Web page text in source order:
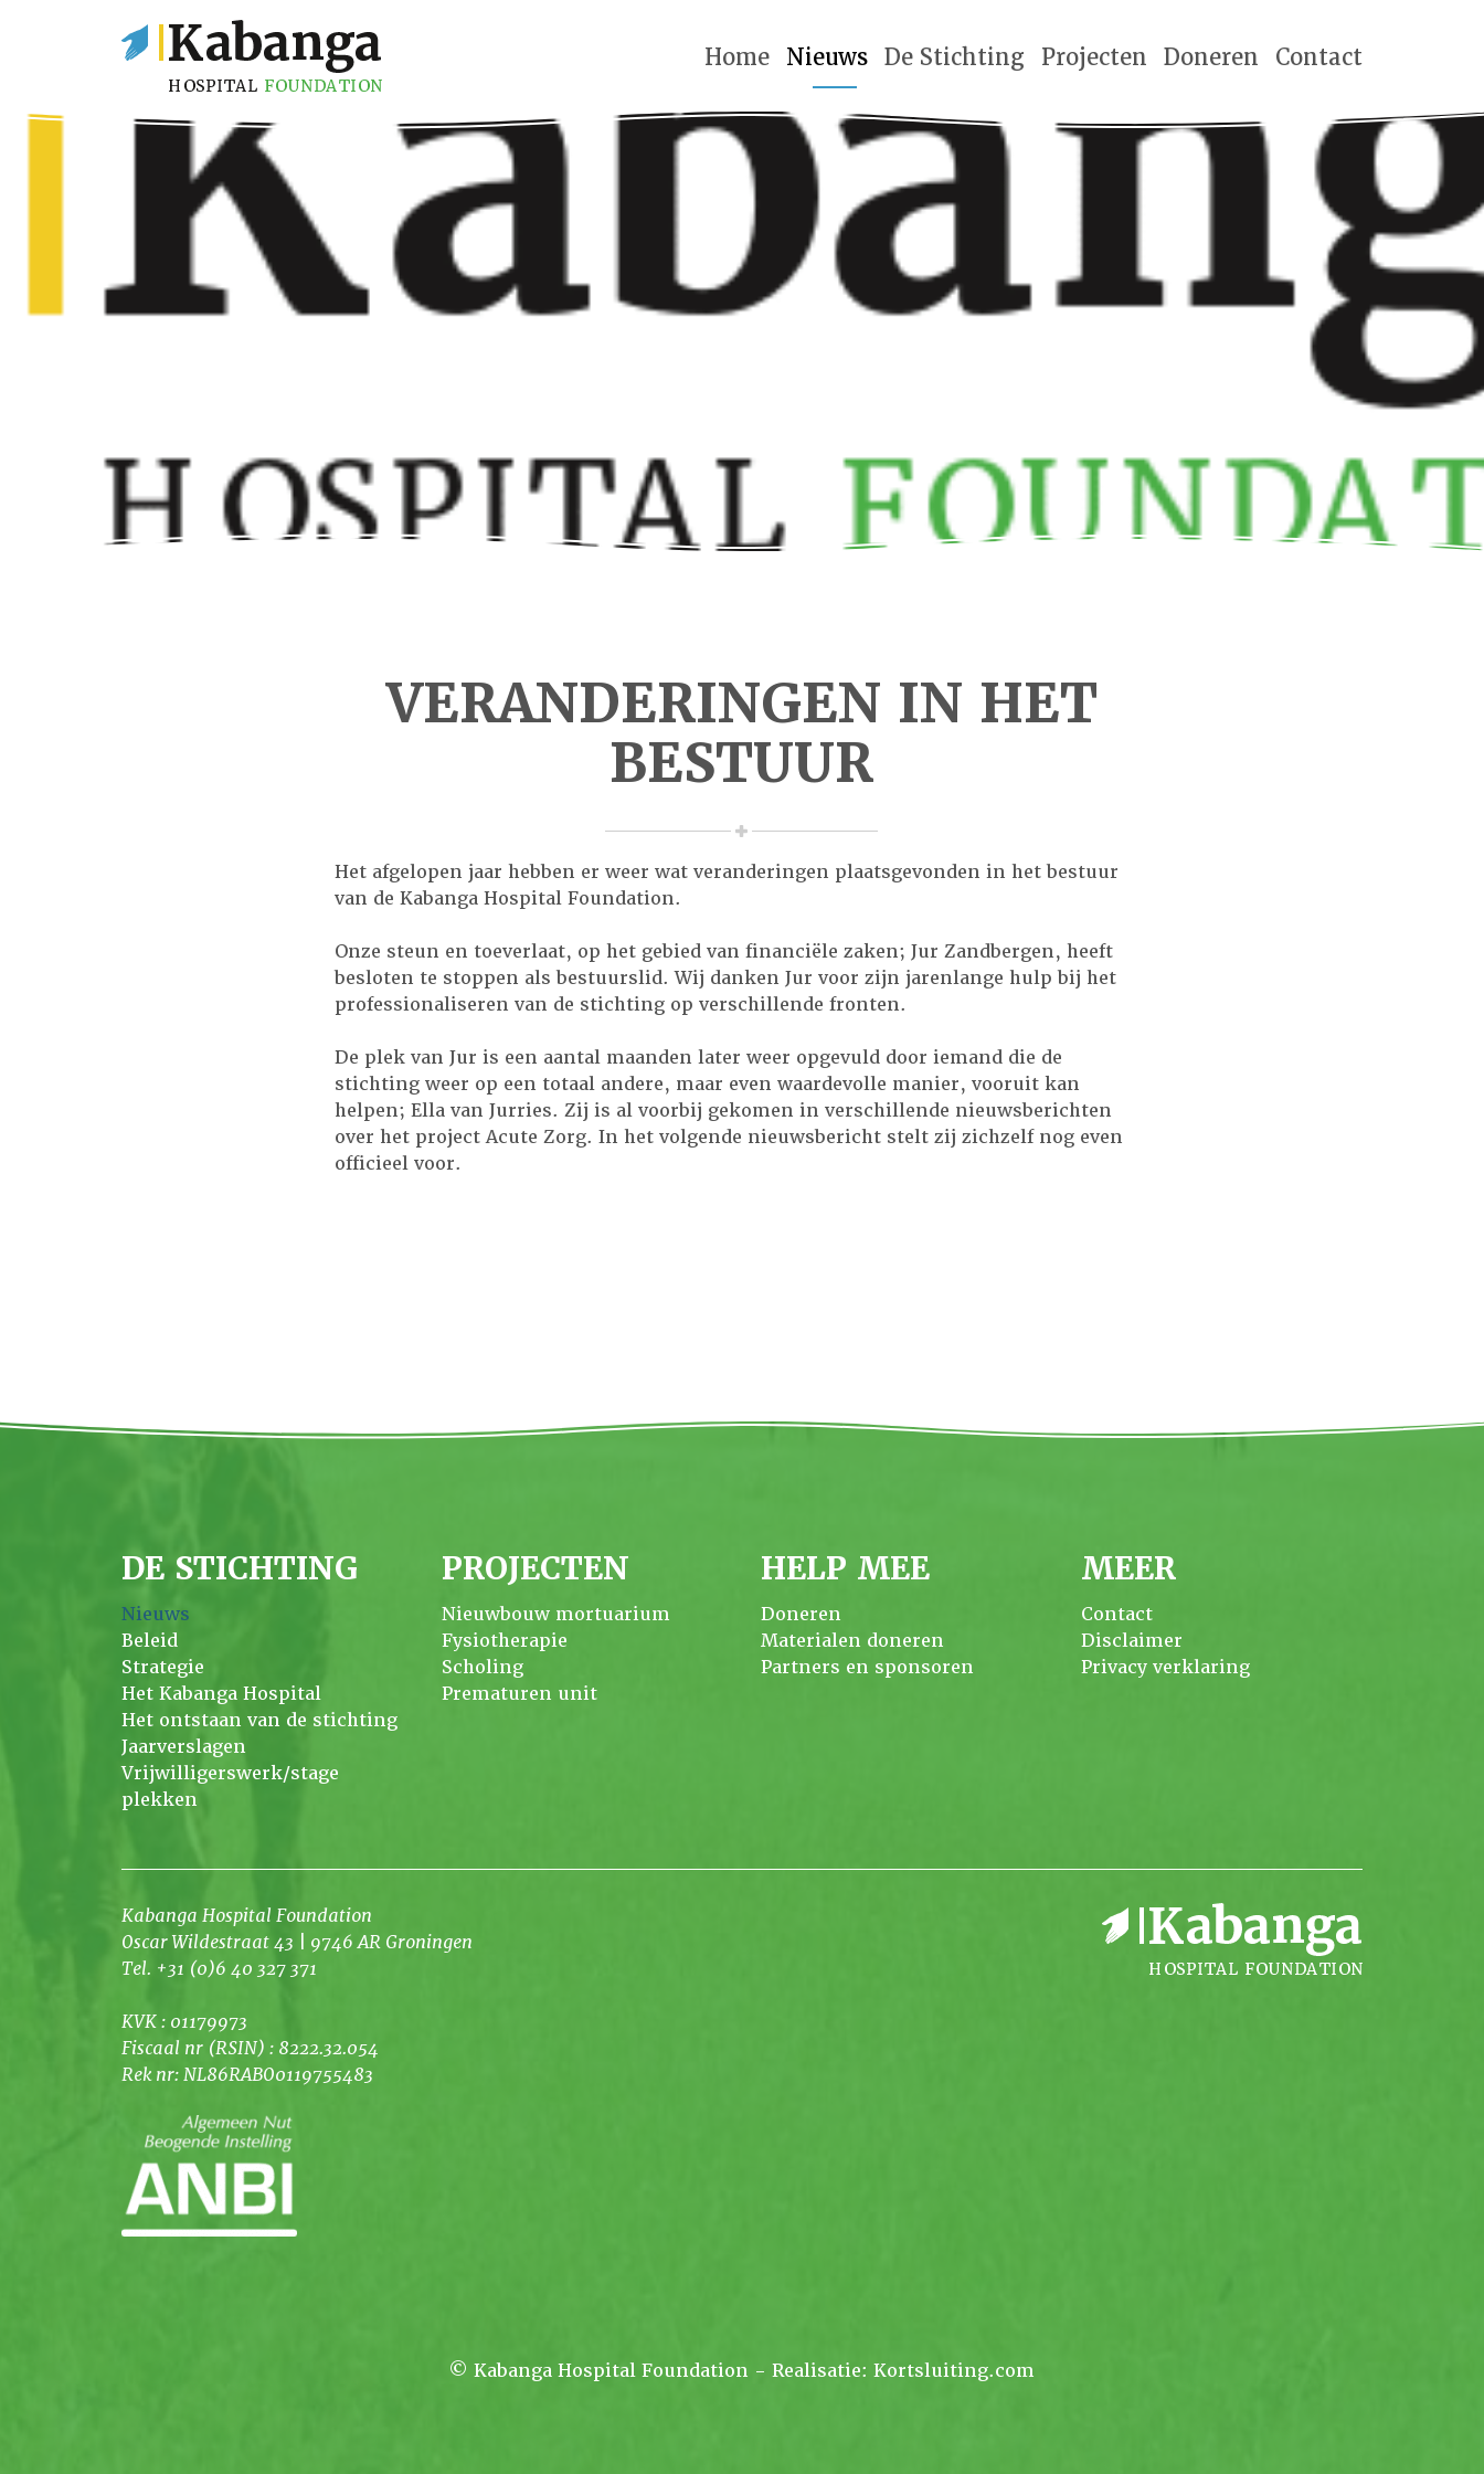
Home Nieuws De Stichting Projecten Doneren Contact
VERANDERINGEN IN HET
BESTUUR
Het afgelopen jaar hebben er weer wat veranderingen plaatsgevonden in het bestuur
van de Kabanga Hospital Foundation.
Onze steun en toeverlaat, op het gebied van financiële zaken; Jur Zandbergen, heeft
besloten te stoppen als bestuurslid. Wij danken Jur voor zijn jarenlange hulp bij het
professionaliseren van de stichting op verschillende fronten.
De plek van Jur is een aantal maanden later weer opgevuld door iemand die de
stichting weer op een totaal andere, maar even waardevolle manier, vooruit kan
helpen; Ella van Jurries. Zij is al voorbij gekomen in verschillende nieuwsberichten
over het project Acute Zorg. In het volgende nieuwsbericht stelt zij zichzelf nog even
officieel voor.
DE STICHTING
Nieuws
Beleid
Strategie
Het Kabanga Hospital
Het ontstaan van de stichting
Jaarverslagen
Vrijwilligerswerk/stage
plekken
PROJECTEN
Nieuwbouw mortuarium
Fysiotherapie
Scholing
Prematuren unit
HELP MEE
Doneren
Materialen doneren
Partners en sponsoren
MEER
Contact
Disclaimer
Privacy verklaring
Kabanga Hospital Foundation
Oscar Wildestraat 43 | 9746 AR Groningen
Tel. +31 (0)6 40 327 371
KVK : 01179973
Fiscaal nr (RSIN) : 8222.32.054
Rek nr: NL86RABO0119755483
© Kabanga Hospital Foundation - Realisatie:Kortsluiting.com